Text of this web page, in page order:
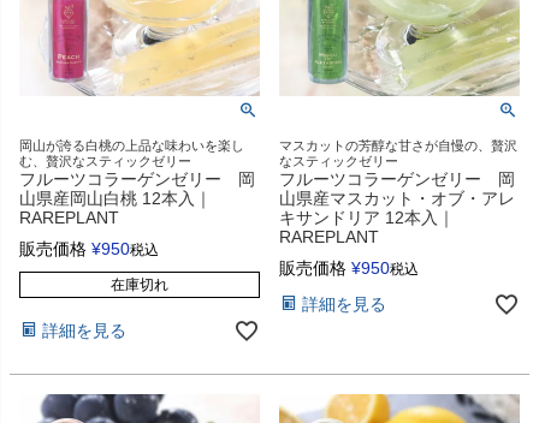
岡山が誇る白桃の上品な味わいを楽し
む、贅沢なスティックゼリー
フルーツコラーゲンゼリー 岡
山県産岡山白桃 12本入｜
RAREPLANT
販売価格 ¥950税込
在庫切れ
詳細を見る
マスカットの芳醇な甘さが自慢の、贅沢
なスティックゼリー
フルーツコラーゲンゼリー 岡
山県産マスカット・オブ・アレ
キサンドリア 12本入｜
RAREPLANT
販売価格 ¥950税込
詳細を見る